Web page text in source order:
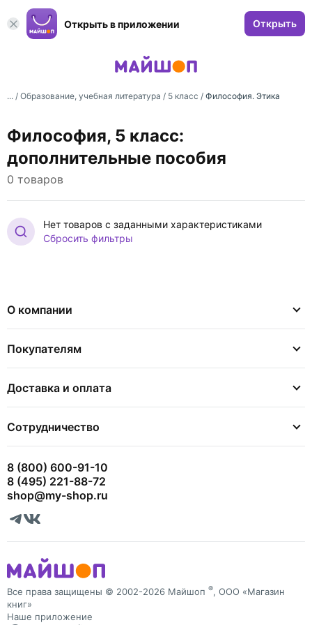
Открыть в приложении Открыть
... / Образование, учебная литература / 5 класс / Философия. Этика
Философия, 5 класс:
дополнительные пособия
0 товаров
Нет товаров с заданными характеристиками
Сбросить фильтры
О компании
Покупателям
Доставка и оплата
Сотрудничество
8 (800) 600-91-10
8 (495) 221-88-72
shop@my-shop.ru
Все права защищены © 2002-2026 Майшоп ®, ООО «Магазин
книг»
Наше приложение